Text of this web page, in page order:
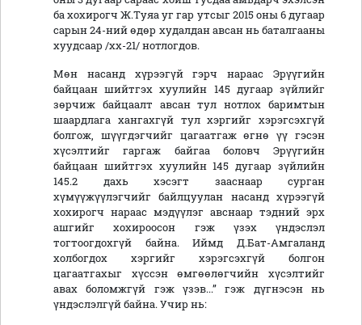
ба хохирогч Ж.Туяа уг гар утсыг 2015 оны 6 дугаар
сарын 24-ний өдөр худалдан авсан нь баталгааны
хуудсаар /хх-21/ нотлогдов.
Мөн насанд хүрээгүй гэрч нараас Эрүүгийн
байцаан шийтгэх хуулийн 145 дугаар зүйлийг
зөрчиж байцаалт авсан тул нотлох баримтын
шаардлага хангахгүй тул хэргийг хэрэгсэхгүй
болгож, шүүгдэгчийг цагаатгаж өгнө үү гэсэн
хүсэлтийг гаргаж байгаа боловч Эрүүгийн
байцаан шийтгэх хуулийн 145 дугаар зүйлийн
145.2 дахь хэсэгт зааснаар сурган
хүмүүжүүлэгчийг байлцуулан насанд хүрээгүй
хохирогч нараас мэдүүлэг авснаар тэдний эрх
ашгийг хохироосон гэж үзэх үндэслэл
тогтоогдохгүй байна. Иймд Д.Бат-Амгаланд
холбогдох хэргийг хэрэгсэхгүй болгон
цагаатгахыг хүссэн өмгөөлөгчийн хүсэлтийг
авах боломжгүй гэж үзэв...” гэж дүгнэсэн нь
үндэслэлгүй байна. Учир нь: